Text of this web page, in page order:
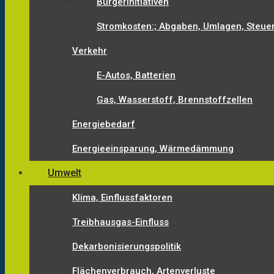
Stromkosten:; Abgaben, Umlagen,
Verkehr
E-Autos, Batterien
Gas, Wasserstoff, Brennstoffzellen
Energiebedarf
Energieeinsparung, Wärmedämmung
Umwelt
Klima, Einflussfaktoren
Treibhausgas-Einfluss
Dekarbonisierungspolitik
Flächenverbrauch, Artenverluste